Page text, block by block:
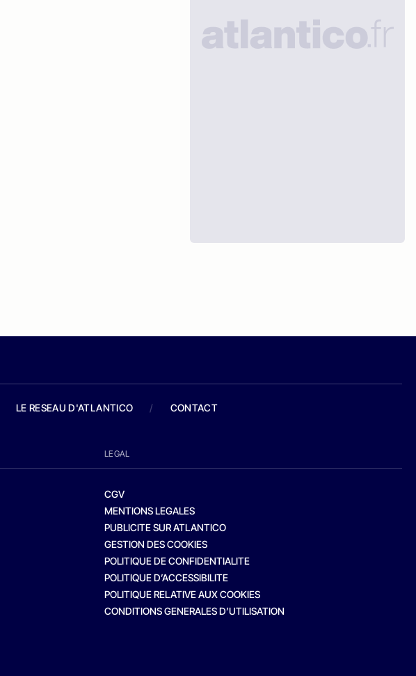
LE RESEAU D'ATLANTICO / CONTACT
LEGAL
CGV
MENTIONS LEGALES
PUBLICITE SUR ATLANTICO
GESTION DES COOKIES
POLITIQUE DE CONFIDENTIALITE
POLITIQUE D’ACCESSIBILITE
POLITIQUE RELATIVE AUX COOKIES
CONDITIONS GENERALES D’UTILISATION